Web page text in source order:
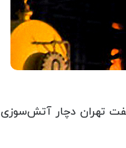
تهران دچار آتش‌سوزی